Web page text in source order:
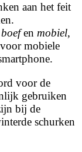
aan het feit
boefen mobiel,
mobiele
voor de
gebruiken
bij de
schurken